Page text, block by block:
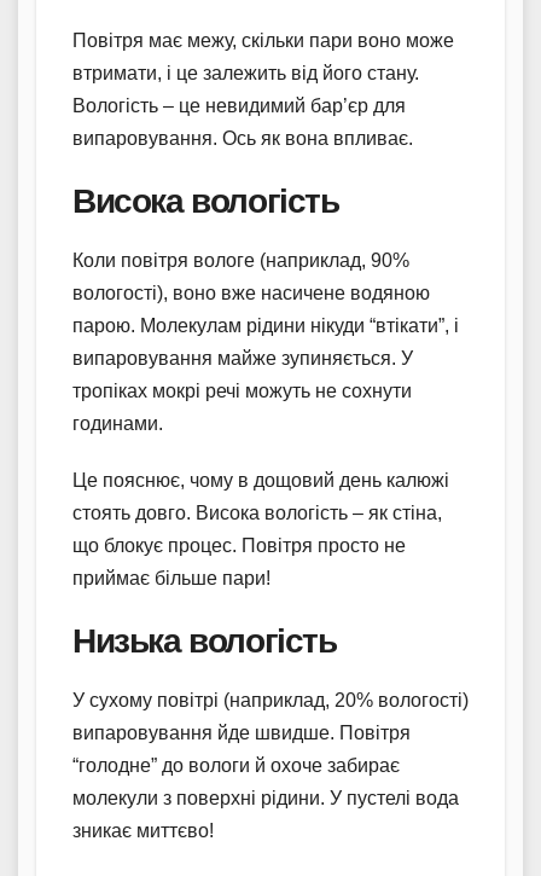
Повітря має межу, скільки пари воно може
втримати, і це залежить від його стану.
Вологість – це невидимий бар’єр для
випаровування. Ось як вона впливає.
Висока вологість
Коли повітря вологе (наприклад, 90%
вологості), воно вже насичене водяною
парою. Молекулам рідини нікуди “втікати”, і
випаровування майже зупиняється. У
тропіках мокрі речі можуть не сохнути
годинами.
Це пояснює, чому в дощовий день калюжі
стоять довго. Висока вологість – як стіна,
що блокує процес. Повітря просто не
приймає більше пари!
Низька вологість
У сухому повітрі (наприклад, 20% вологості)
випаровування йде швидше. Повітря
“голодне” до вологи й охоче забирає
молекули з поверхні рідини. У пустелі вода
зникає миттєво!